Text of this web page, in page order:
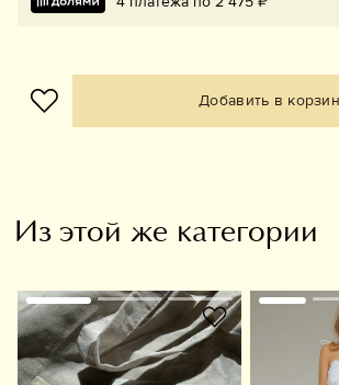
Добавить в
Из этой же категории